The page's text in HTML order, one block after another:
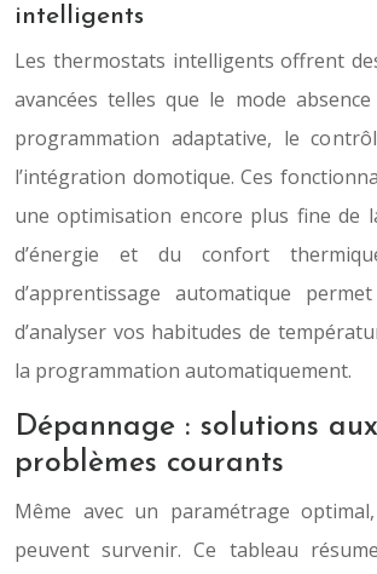
intelligents
Les thermostats intelligents offrent
avancées telles que le mode
programmation adaptative, le
l’intégration domotique. Ces
une optimisation encore plus fine de
d’énergie et du confort
d’apprentissage automatique
d’analyser vos habitudes de
la programmation automatiquement.
Dépannage : solutions aux
problèmes courants
Même avec un paramétrage
peuvent survenir. Ce tableau